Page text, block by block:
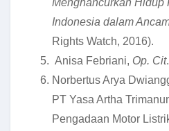
Indonesia dalam
Rights Watch, 2016).
Anisa Febriani, Op. Cit.
Norbertus Arya
PT Yasa Artha
Pengadaan Motor